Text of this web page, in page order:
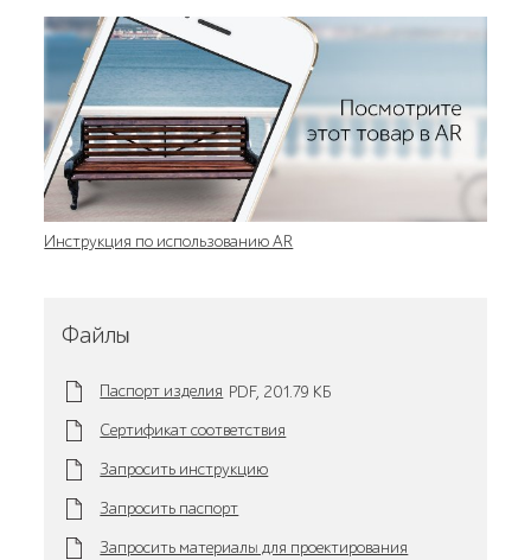
Инструкция по использованию AR
Файлы
Паспорт изделия PDF, 201.79 KБ
Сертификат соответствия
Запросить инструкцию
Запросить паспорт
Запросить материалы для проектирования